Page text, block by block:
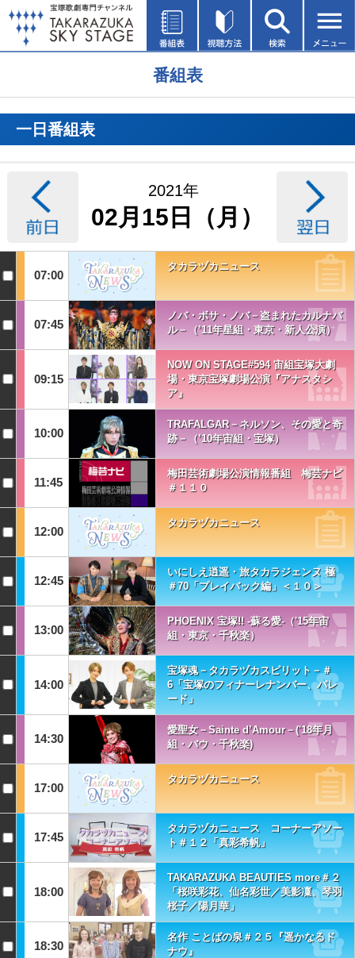
番組表
一日番組表
2021年
02月15日（月）
07:00
タカラヅカニュース
07:45
ノバ・ボサ・ノバ－盗まれたカルナバ
ル－（’11年星組・東京・新人公演）
09:15
NOW ON STAGE#594 宙組宝塚大劇
場・東京宝塚劇場公演『アナスタシ
ア』
10:00
TRAFALGAR－ネルソン、その愛と奇
跡－（’10年宙組・宝塚）
11:45
梅田芸術劇場公演情報番組 梅芸ナビ
＃１１０
12:00
タカラヅカニュース
12:45
いにしえ逍遥・旅タカラジェンヌ 極
＃70「プレイバック編」＜１０＞
13:00
PHOENIX 宝塚!! ‐蘇る愛-（'15年宙
組・東京・千秋楽）
14:00
宝塚魂－タカラヅカスピリット－＃
6「宝塚のフィナーレナンバー、パレ
ード」
14:30
愛聖女－Sainte d’Amour－('18年月
組・バウ・千秋楽)
17:00
タカラヅカニュース
17:45
タカラヅカニュース コーナーアソー
ト＃１２「真彩希帆」
18:00
TAKARAZUKA BEAUTIES more＃２
「桜咲彩花、仙名彩世／美影凜、琴羽
桜子／陽月華」
18:30
名作 ことばの泉＃２５『遥かなるド
ナウ』